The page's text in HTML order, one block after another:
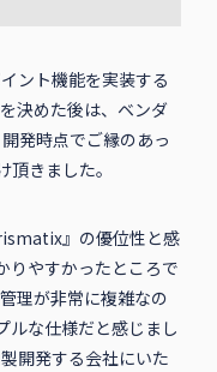
ント機能を実装する
決めた後は、ベンダ
発時点でご縁のあっ
きました。
』の優位性と感
りやすかったところで
理が非常に複雑なの
な仕様だと感じまし
開発する会社にいた